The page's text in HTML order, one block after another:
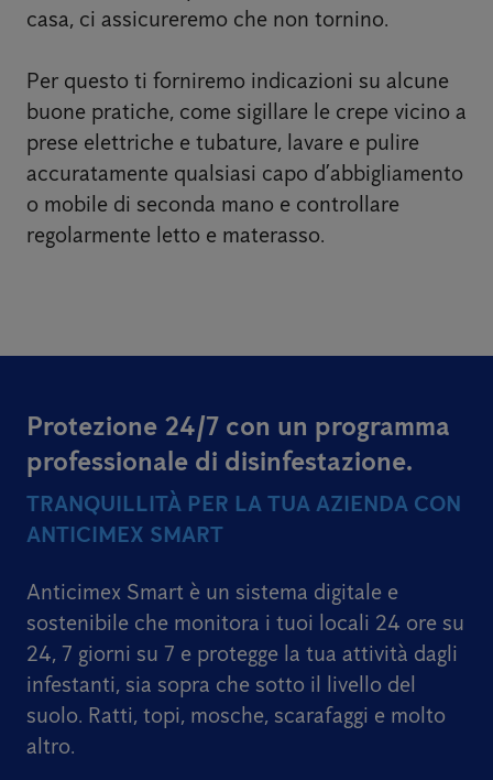
casa, ci assicureremo che non tornino.
Per questo ti forniremo indicazioni su alcune
buone pratiche, come sigillare le crepe vicino a
prese elettriche e tubature, lavare e pulire
accuratamente qualsiasi capo d’abbigliamento
o mobile di seconda mano e controllare
regolarmente letto e materasso.
Protezione 24/7 con un programma
professionale di disinfestazione.
TRANQUILLITÀ PER LA TUA AZIENDA CON
ANTICIMEX SMART
Anticimex Smart è un sistema digitale e
sostenibile che monitora i tuoi locali 24 ore su
24, 7 giorni su 7 e protegge la tua attività dagli
infestanti, sia sopra che sotto il livello del
suolo. Ratti, topi, mosche, scarafaggi e molto
altro.